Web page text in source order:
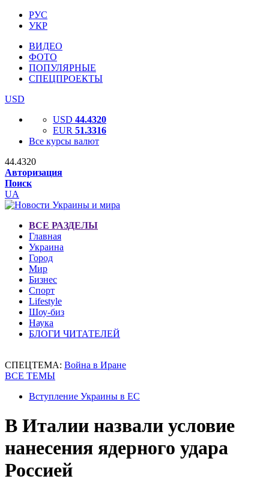
РУС
УКР
ВИДЕО
ФОТО
ПОПУЛЯРНЫЕ
СПЕЦПРОЕКТЫ
USD
USD 44.4320
EUR 51.3316
Все курсы валют
44.4320
Авторизация
Поиск
UA
ВСЕ РАЗДЕЛЫ
Главная
Украина
Город
Мир
Бизнес
Спорт
Lifestyle
Шоу-биз
Наука
БЛОГИ ЧИТАТЕЛЕЙ
СПЕЦТЕМА: Война в Иране
ВСЕ ТЕМЫ
Вступление Украины в ЕС
В Италии назвали условие
нанесения ядерного удара
Россией